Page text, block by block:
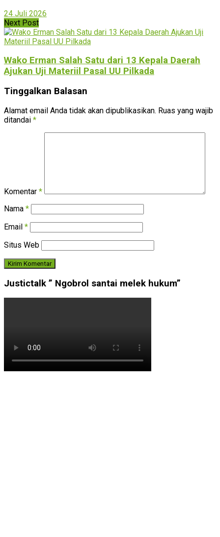
24 Juli 2026
Next Post
Wako Erman Salah Satu dari 13 Kepala Daerah
Ajukan Uji Materiil Pasal UU Pilkada
Tinggalkan Balasan
Alamat email Anda tidak akan dipublikasikan. Ruas yang wajib
ditandai *
Komentar *
Nama *
Email *
Situs Web
Justictalk ” Ngobrol santai melek hukum”